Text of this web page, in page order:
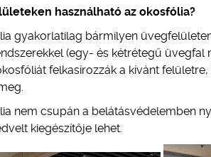
használható az okosfólia?
gyakorlatilag bármilyen
(egy- és kétrétegű üvegfal
felkasírozzák a kívánt
nem csupán a belátásvédelemben
kiegészítője lehet.